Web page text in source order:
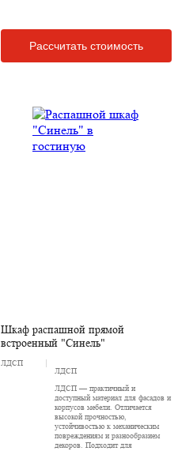
Рассчитать стоимость
Шкаф распашной прямой
встроенный "Синель"
ЛДСП
ЛДСП
ЛДСП — практичный и
доступный материал для фасадов и
корпусов мебели. Отличается
высокой прочностью,
устойчивостью к механическим
повреждениям и разнообразием
декоров. Подходит для